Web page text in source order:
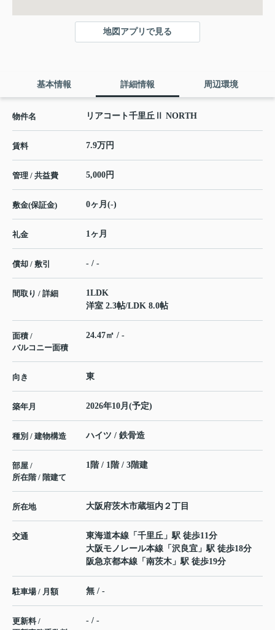
地図アプリで見る
基本情報 詳細情報 周辺環境
物件名 リアコート千里丘Ⅱ NORTH
賃料 7.9万円
管理 / 共益費 5,000円
敷金(保証金) 0ヶ月(-)
礼金 1ヶ月
償却 / 敷引 - / -
間取り / 詳細
1LDK
洋室 2.3帖/LDK 8.0帖
面積 /
バルコニー面積
24.47㎡ / -
向き 東
築年月 2026年10月(予定)
種別 / 建物構造 ハイツ / 鉄骨造
部屋 /
所在階 / 階建て
1階 / 1階 / 3階建
所在地 大阪府茨木市蔵垣内 ２丁目
交通 東海道本線 「 千里丘 」駅 徒歩11分
大阪モノレール本線 「 沢良宜 」駅 徒歩18分
阪急京都本線 「 南茨木 」駅 徒歩19分
駐車場 / 月額 無 / -
更新料 /
- / -